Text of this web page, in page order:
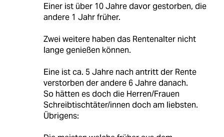
Einer ist über 10 Jahre davor gestorben, die
andere 1 Jahr früher.
Zwei weitere haben das Rentenalter nicht
lange genießen können.
Eine ist ca. 5 Jahre nach antritt der Rente
verstorben der andere 6 Jahre danach.
So hätten es doch die Herren/Frauen
Schreibtischtäter/innen doch am liebsten.
Übrigens: